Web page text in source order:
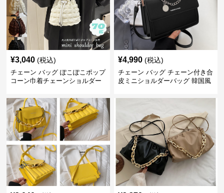
¥3,040 (税込)
チェーン バッグ ぽこぽこポップ
コーン巾着チェーンショルダー
¥4,990 (税込)
チェーン バッグ チェーン付き合
皮ミニショルダーバッグ 韓国風